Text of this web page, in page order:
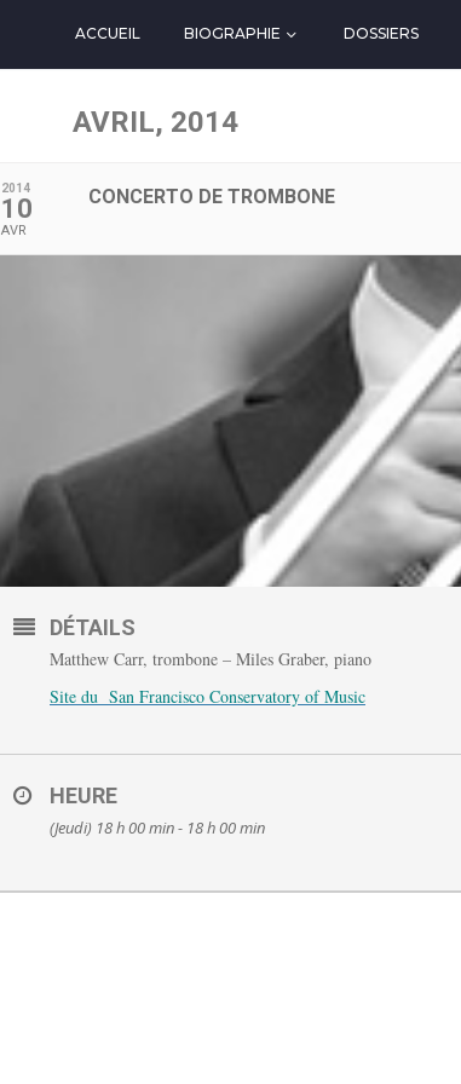
ACCUEIL BIOGRAPHIE DOSSIERS
AVRIL, 2014
2014
10
AVR
CONCERTO DE TROMBONE
DÉTAILS
Matthew Carr, trombone – Miles Graber, piano
Site du San Francisco Conservatory of Music
HEURE
(Jeudi) 18 h 00 min - 18 h 00 min